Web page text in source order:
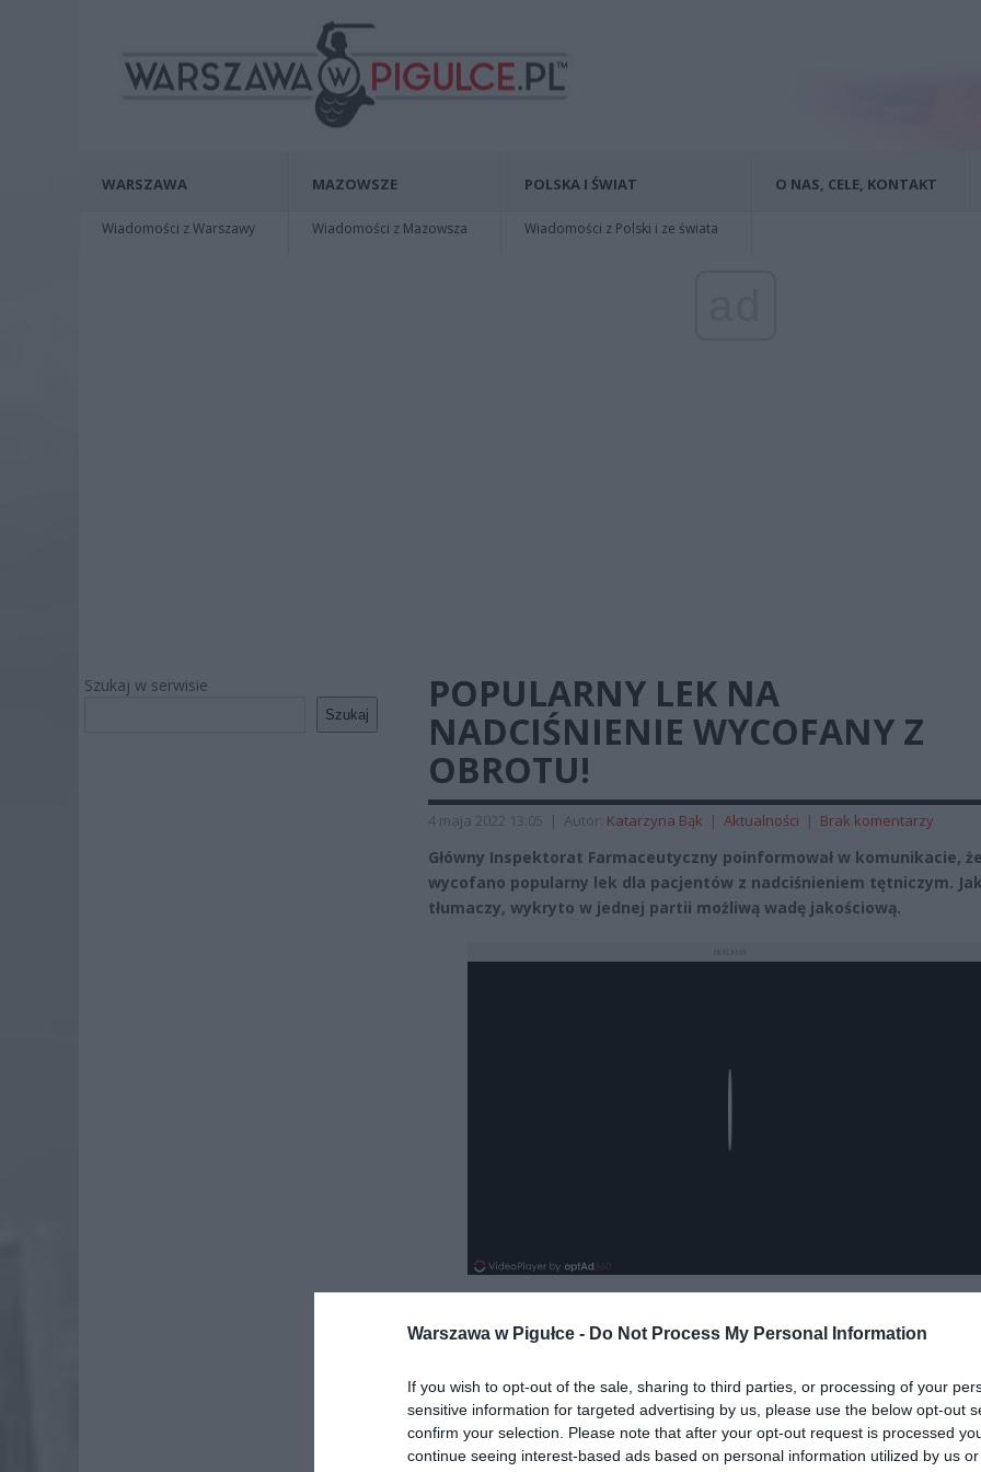
Warszawa w Pigułce - Do Not Process My Personal Information
If you wish to opt-out of the sale, sharing to third parties, or processing of your
sensitive information for targeted advertising by us, please use the below opt-out
confirm your selection. Please note that after your opt-out request is processed
continue seeing interest-based ads based on personal information utilized by us
WARSZAWA
Wiadomości z Warszawy
MAZOWSZE
Wiadomości z Mazowsza
POLSKA I ŚWIAT
Wiadomości z Polski i ze świata
O NAS, CELE, KONTAKT
Szukaj w serwisie
Szukaj
POPULARNY LEK NA
NADCIŚNIENIE WYCOFANY Z
OBROTU!
4 maja 2022 13:05 | Autor: Katarzyna Bąk | Aktualności | Brak komentarzy
Główny Inspektorat Farmaceutyczny poinformował w komunikacie,
wycofano popularny lek dla pacjentów z nadciśnieniem tętniczym.
tłumaczy, wykryto w jednej partii możliwą wadę jakościową.